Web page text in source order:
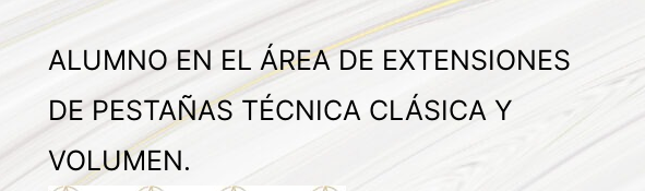
ALUMNO EN EL ÁREA DE EXTENSIONES
DE PESTAÑAS TÉCNICA CLÁSICA Y
VOLUMEN.